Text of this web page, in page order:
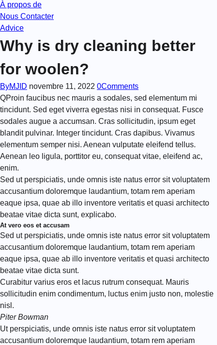
À propos de
Nous Contacter
Advice
Why is dry cleaning better
for woolen?
ByMJID novembre 11, 2022 0Comments
QProin faucibus nec mauris a sodales, sed elementum mi
tincidunt. Sed eget viverra egestas nisi in consequat. Fusce
sodales augue a accumsan. Cras sollicitudin, ipsum eget
blandit pulvinar. Integer tincidunt. Cras dapibus. Vivamus
elementum semper nisi. Aenean vulputate eleifend tellus.
Aenean leo ligula, porttitor eu, consequat vitae, eleifend ac,
enim.
Sed ut perspiciatis, unde omnis iste natus error sit voluptatem
accusantium doloremque laudantium, totam rem aperiam
eaque ipsa, quae ab illo inventore veritatis et quasi architecto
beatae vitae dicta sunt, explicabo.
At vero eos et accusam
Sed ut perspiciatis, unde omnis iste natus error sit voluptatem
accusantium doloremque laudantium, totam rem aperiam
eaque ipsa, quae ab illo inventore veritatis et quasi architecto
beatae vitae dicta sunt.
Curabitur varius eros et lacus rutrum consequat. Mauris
sollicitudin enim condimentum, luctus enim justo non, molestie
nisl.
Piter Bowman
Ut perspiciatis, unde omnis iste natus error sit voluptatem
accusantium doloremque laudantium, totam rem aperiam